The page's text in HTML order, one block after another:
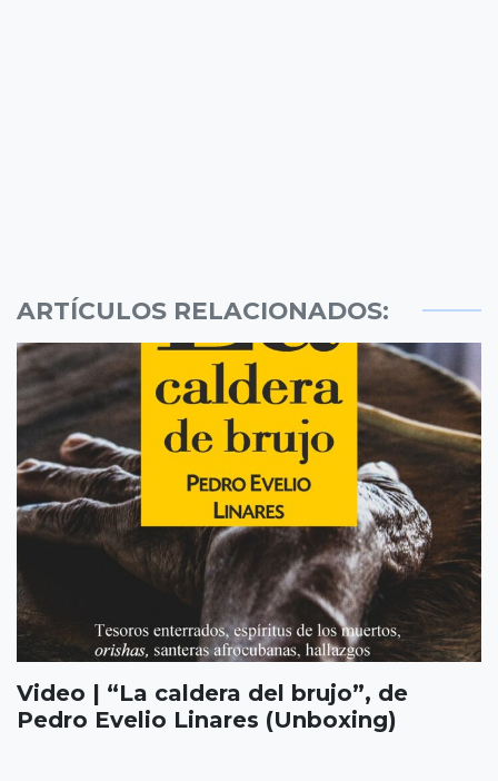
ARTÍCULOS RELACIONADOS:
Video | “La caldera del brujo”, de
Pedro Evelio Linares (Unboxing)